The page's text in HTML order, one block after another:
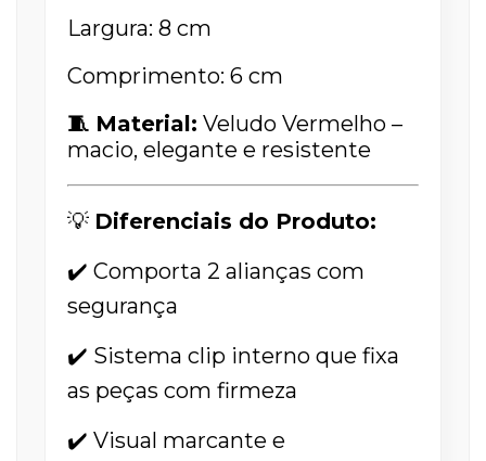
Largura: 8 cm
Comprimento: 6 cm
🧵 Material: Veludo Vermelho –
macio, elegante e resistente
💡 Diferenciais do Produto:
✔️ Comporta 2 alianças com
segurança
✔️ Sistema clip interno que fixa
as peças com firmeza
✔️ Visual marcante e